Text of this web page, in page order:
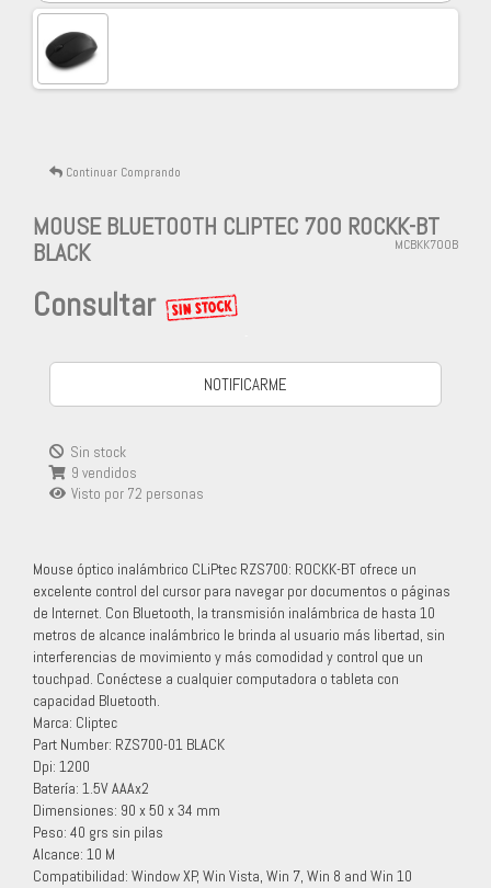
Continuar Comprando
MOUSE BLUETOOTH CLIPTEC 700 ROCKK-BT
BLACK
MCBKK700B
Consultar
NOTIFICARME
Sin stock
9 vendidos
Visto por 72 personas
Mouse óptico inalámbrico CLiPtec RZS700: ROCKK-BT ofrece un
excelente control del cursor para navegar por documentos o páginas
de Internet. Con Bluetooth, la transmisión inalámbrica de hasta 10
metros de alcance inalámbrico le brinda al usuario más libertad, sin
interferencias de movimiento y más comodidad y control que un
touchpad. Conéctese a cualquier computadora o tableta con
capacidad Bluetooth.
Marca: Cliptec
Part Number: RZS700-01 BLACK
Dpi: 1200
Batería: 1.5V AAAx2
Dimensiones: 90 x 50 x 34 mm
Peso: 40 grs sin pilas
Alcance: 10 M
Compatibilidad: Window XP, Win Vista, Win 7, Win 8 and Win 10